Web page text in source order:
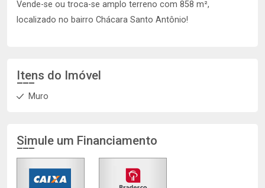
Vende-se ou troca-se amplo terreno com 858 m²,
localizado no bairro Chácara Santo Antônio!
Itens do Imóvel
Muro
Simule um Financiamento